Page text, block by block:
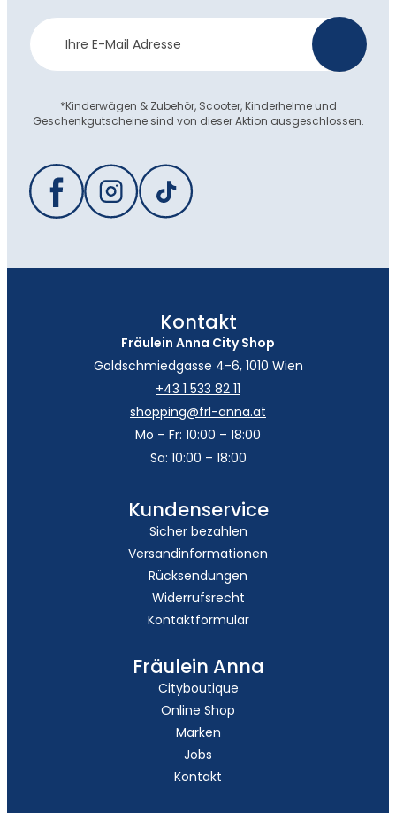
Newsletter
Anmeldung
*Kinderwägen & Zubehör, Scooter, Kinderhelme und
Geschenkgutscheine sind von dieser Aktion ausgeschlossen.
Kontakt
Fräulein Anna City Shop
Goldschmiedgasse 4-6, 1010 Wien
+43 1 533 82 11
shopping@frl-anna.at
Mo – Fr: 10:00 – 18:00
Sa: 10:00 – 18:00
Kundenservice
Sicher bezahlen
Versandinformationen
Rücksendungen
Widerrufsrecht
Kontaktformular
Fräulein Anna
Cityboutique
Online Shop
Marken
Jobs
Kontakt